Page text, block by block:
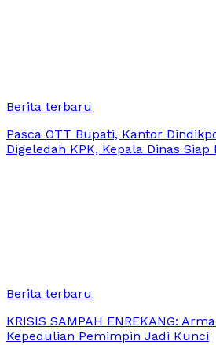
Berita terbaru
Pasca OTT Bupati, Kantor
Digeledah KPK, Kepala Dinas Siap
Berita terbaru
KRISIS SAMPAH ENREKANG:
Kepedulian Pemimpin Jadi Kunci